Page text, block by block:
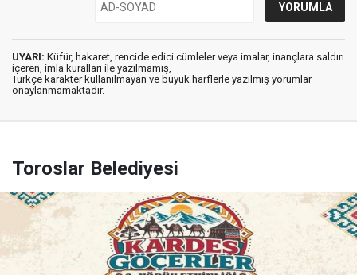
UYARI: Küfür, hakaret, rencide edici cümleler veya imalar, inançlara saldırı
içeren, imla kuralları ile yazılmamış,
Türkçe karakter kullanılmayan ve büyük harflerle yazılmış yorumlar
onaylanmamaktadır.
Toroslar Belediyesi